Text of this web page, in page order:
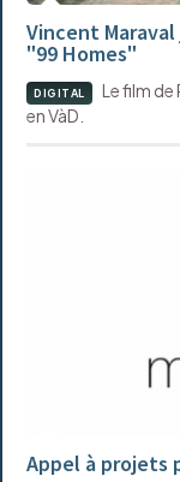
Vincent
"99 Homes"
DIGITAL
Le film
en VàD.
Appel à projets